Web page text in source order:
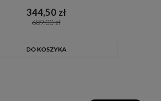
344,50 zł
689,00 zł
DO KOSZYKA